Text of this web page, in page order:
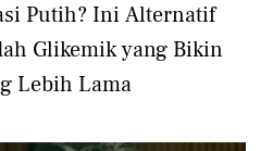
Putih? Ini Alternatif
Glikemik yang Bikin
Lebih Lama